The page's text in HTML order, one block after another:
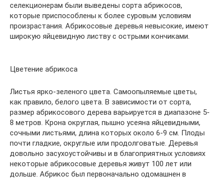
селекционерам были выведены сорта абрикосов,
которые приспособлены к более суровым условиям
произрастания. Абрикосовые деревья невысокие, имеют
широкую яйцевидную листву с острыми кончиками.
Цветение абрикоса
Листья ярко-зеленого цвета. Самоопыляемые цветы,
как правило, белого цвета. В зависимости от сорта,
размер абрикосового дерева варьируется в диапазоне 5-
8 метров. Крона округлая, пышно усеяна яйцевидными,
сочными листьями, длина которых около 6-9 см. Плоды
почти гладкие, округлые или продолговатые. Деревья
довольно засухоустойчивы и в благоприятных условиях
некоторые абрикосовые деревья живут 100 лет или
дольше. Абрикос был первоначально одомашнен в